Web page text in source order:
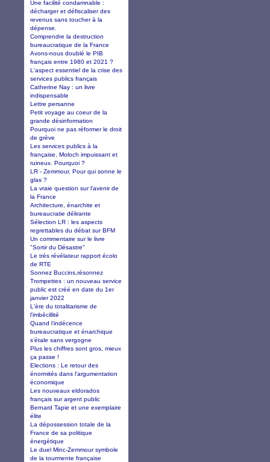
Une facilité condamnable :
décharger et défiscaliser des
revenus sans toucher à la
dépense.
Comprendre la destruction
bureaucratique de la France
Avons-nous doublé le PIB
français entre 1980 et 2021 ?
L'aspect essentiel de la crise des
services publics français
Catherine Nay : un livre
indispensable
Lettre persanne
Petit voyage au coeur de la
grande désinformation
Pourquoi ne pas réformer le droit
de grève
Les services publics à la
française, Moloch impuissant et
ruineux. Pourquoi ?
LR - Zemmour. Pour qui sonne le
glas ?
La vraie question sur l'avenir de
la France
Architecture, énarchite et
bureaucratie délirante
Sélection LR : les aspects
regrettables du débat sur BFM
Un commentaire sur le livre
"Sortir du Désastre"
Le très révélateur rapport écolo
de RTE
Sonnez Buccins,résonnez
Trompettes : un nouveau service
public est créé en date du 1er
janvier 2022
L'ère du totalitarisme de
l'imbécillité
Quand l’indécence
bureaucratique et énarchique
s’étale sans vergogne
Plus les chiffres sont gros, mieux
ça passe !
Elections : Le retour des
énormités dans l’argumentation
économique
Les nouveaux eldorados
français sur argent public
Bernard Tapie et une exemplaire
élite
La dépossession totale de la
France de sa politique
énergétique
Le duel Minc-Zemmour symbole
de la tourmente française